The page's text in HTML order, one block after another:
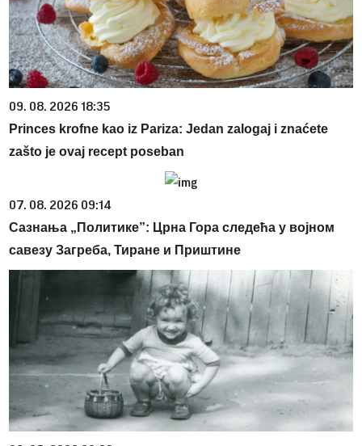
09. 08. 2026 18:35
Princes krofne kao iz Pariza: Jedan zalogaj i znaćete
zašto je ovaj recept poseban
07. 08. 2026 09:14
Сазнања „Политике”: Црна Гора следећа у војном
савезу Загреба, Тиране и Приштине